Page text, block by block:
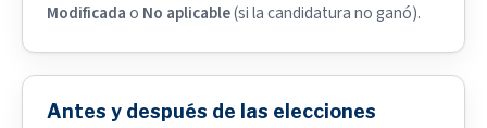
Modificadao No aplicable(si la candidatura no ganó).
Antes y después de las elecciones